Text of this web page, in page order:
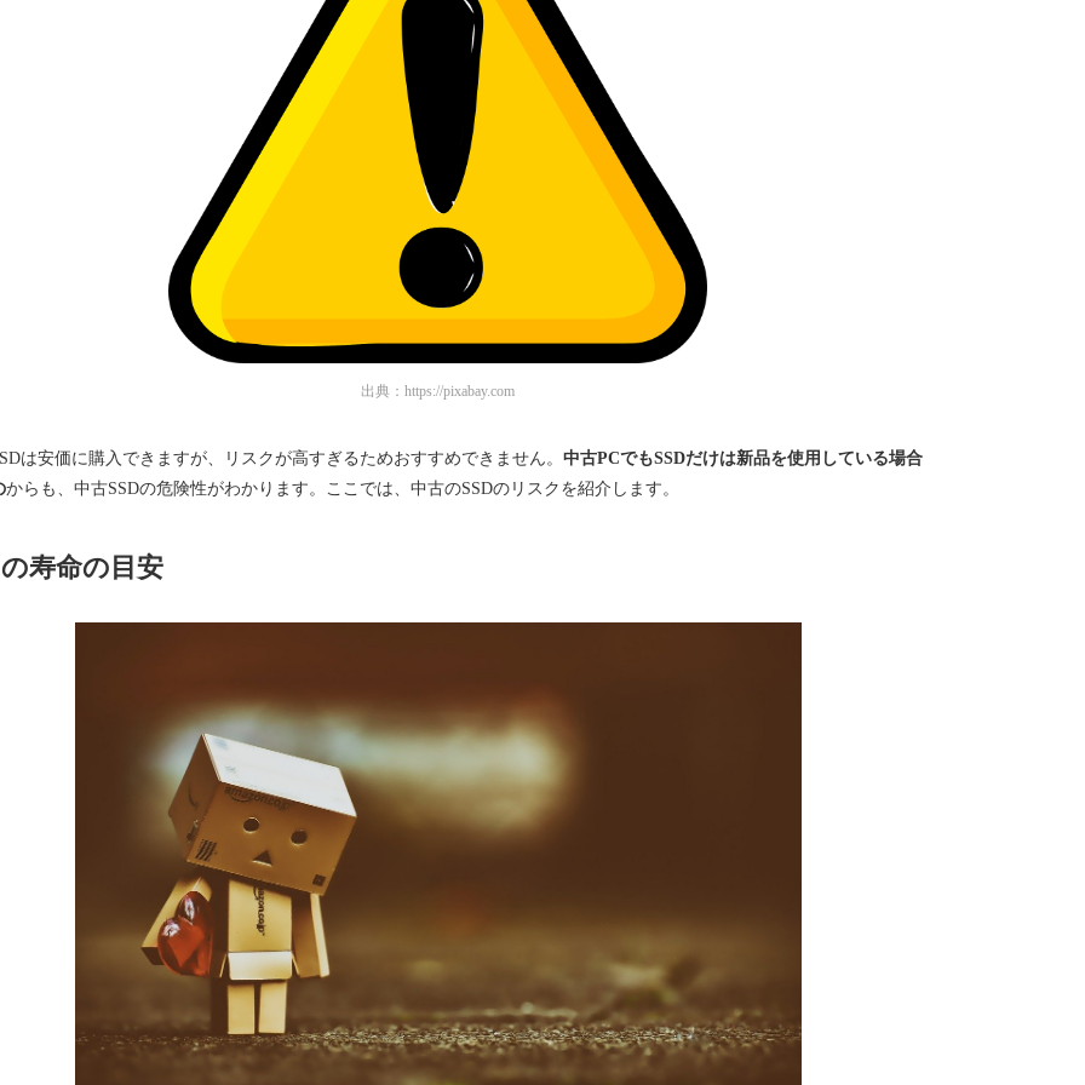
出典： https://pixabay.com
は安価に購入できますが、リスクが高すぎるためおすすめできません。 中古PCでもSSDだけは新品を使用している場合
からも、中古SSDの危険性がわかります。ここでは、中古のSSDのリスクを紹介します。
の寿命の目安